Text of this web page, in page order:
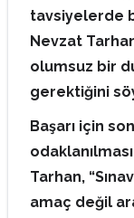
tavsiyelerde
Nevzat
olumsuz bir
gerektiğini
Başarı için
Tarhan,
amaç değil